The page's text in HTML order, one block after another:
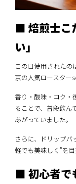
■ 焙煎士こ
い」
この日使用されたの
京の人気ロースター
香り・酸味・コク・
ることで、普段飲ん
あがっていました。
さらに、ドリップバ
軽でも美味しく”を
■ 初心者で